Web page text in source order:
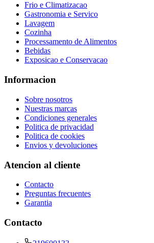
Frio e Climatizacao
Gastronomia e Servico
Lavagem
Cozinha
Processamento de Alimentos
Bebidas
Exposicao e Conservacao
Informacion
Sobre nosotros
Nuestras marcas
Condiciones generales
Politica de privacidad
Politica de cookies
Envios y devoluciones
Atencion al cliente
Contacto
Preguntas frecuentes
Garantia
Contacto